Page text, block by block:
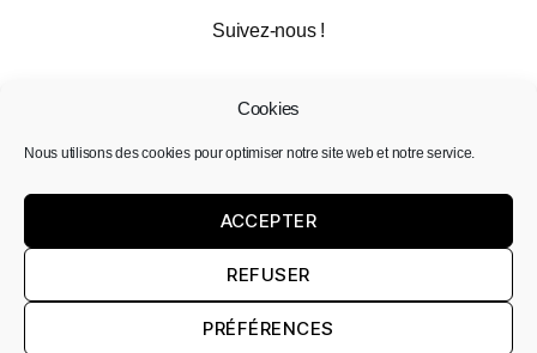
Cookies
Nous utilisons des cookies pour optimiser notre site web et notre service.
ACCEPTER
REFUSER
PRÉFÉRENCES
Suivez-nous !
Mentions légales–CGV–Contact–Nos partenaires–Où nous trouver ?